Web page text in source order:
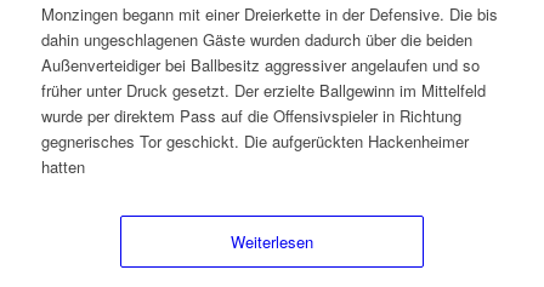
Monzingen begann mit einer Dreierkette in der Defensive. Die bis
dahin ungeschlagenen Gäste wurden dadurch über die beiden
Außenverteidiger bei Ballbesitz aggressiver angelaufen und so
früher unter Druck gesetzt. Der erzielte Ballgewinn im Mittelfeld
wurde per direktem Pass auf die Offensivspieler in Richtung
gegnerisches Tor geschickt. Die aufgerückten Hackenheimer
hatten
Weiterlesen